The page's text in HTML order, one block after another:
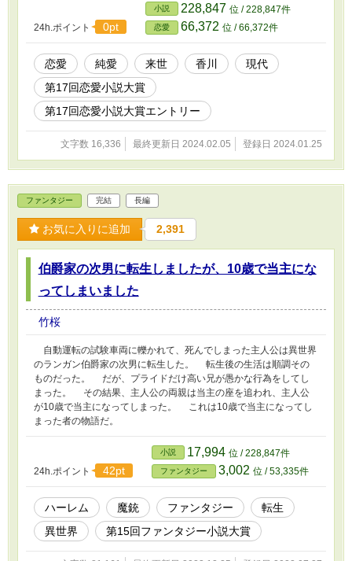
24h.ポイント 0pt
小説 228,847 位 / 228,847件
恋愛 66,372 位 / 66,372件
恋愛 純愛 来世 香川
現代
第17回恋愛小説大賞
第17回恋愛小説大賞エントリー
文字数 16,336 最終更新日 2024.02.05 登録日 2024.01.25
ファンタジー 完結 長編
お気に入りに追加 2,391
伯爵家の次男に転生しましたが、10歳で当主にな
ってしまいました
竹桜
自動運転の試験車両に轢かれて、死んでしまった主人公は異世界
のランガン伯爵家の次男に転生した。 転生後の生活は順調その
ものだった。 だが、プライドだけ高い兄が愚かな行為をしてし
まった。 その結果、主人公の両親は当主の座を追われ、主人公
が10歳で当主になってしまった。 これは10歳で当主になってし
まった者の物語だ。
24h.ポイント 42pt
小説 17,994 位 / 228,847件
ファンタジー 3,002 位 / 53,335件
ハーレム 魔銃 ファンタジー
転生
異世界
第15回ファンタジー小説大賞